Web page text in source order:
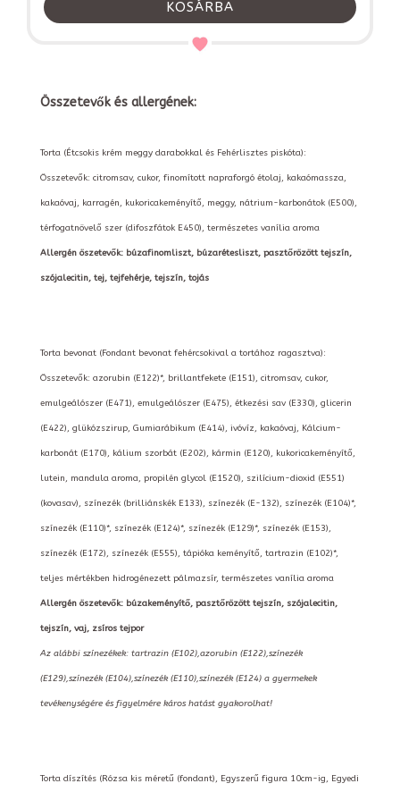
KOSÁRBA
Összetevők és allergének:
Torta (Étcsokis krém meggy darabokkal és Fehérlisztes piskóta):
Összetevők: citromsav, cukor, finomított napraforgó étolaj, kakaómassza,
kakaóvaj, karragén, kukoricakeményítő, meggy, nátrium-karbonátok (E500),
térfogatnövelő szer (difoszfátok E450), természetes vanília aroma
Allergén öszetevők: búzafinomliszt, búzarétesliszt, pasztőrözött tejszín,
szójalecitin, tej, tejfehérje, tejszín, tojás
Torta bevonat (Fondant bevonat fehércsokival a tortához ragasztva):
Összetevők: azorubin (E122)*, brillantfekete (E151), citromsav, cukor,
emulgeálószer (E471), emulgeálószer (E475), étkezési sav (E330), glicerin
(E422), glükózszirup, Gumiarábikum (E414), ivóvíz, kakaóvaj, Kálcium-
karbonát (E170), kálium szorbát (E202), kármin (E120), kukoricakeményítő,
lutein, mandula aroma, propilén glycol (E1520), szilícium-dioxid (E551)
(kovasav), színezék (brilliánskék E133), színezék (E-132), színezék (E104)*,
színezék (E110)*, színezék (E124)*, színezék (E129)*, színezék (E153),
színezék (E172), színezék (E555), tápióka keményítő, tartrazin (E102)*,
teljes mértékben hidrogénezett pálmazsír, természetes vanília aroma
Allergén öszetevők: búzakeményítő, pasztőrözött tejszín, szójalecitin,
tejszín, vaj, zsíros tejpor
Az alábbi színezékek: tartrazin (E102),azorubin (E122),színezék
(E129),színezék (E104),színezék (E110),színezék (E124) a gyermekek
tevékenységére és figyelmére káros hatást gyakorolhat!
Torta díszítés (Rózsa kis méretű (fondant), Egyszerű figura 10cm-ig, Egyedi